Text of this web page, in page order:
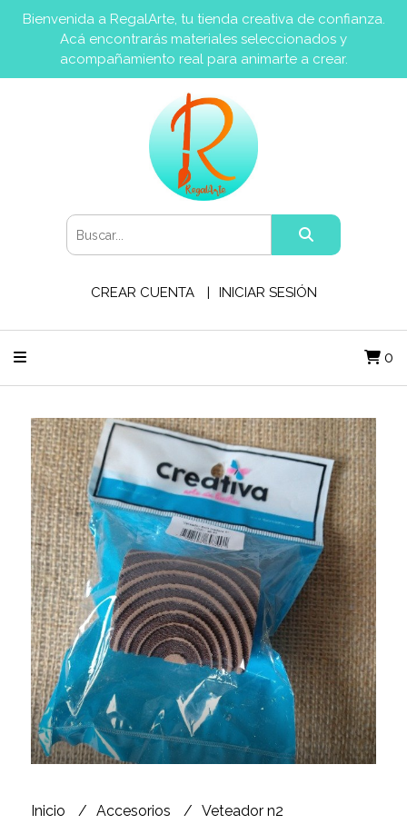
Bienvenida a RegalArte, tu tienda creativa de confianza.
Acá encontrarás materiales seleccionados y
acompañamiento real para animarte a crear.
CREAR CUENTA INICIAR SESIÓN
0
Inicio Accesorios Veteador n2